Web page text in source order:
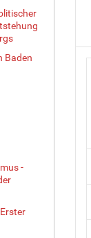
Baden
-